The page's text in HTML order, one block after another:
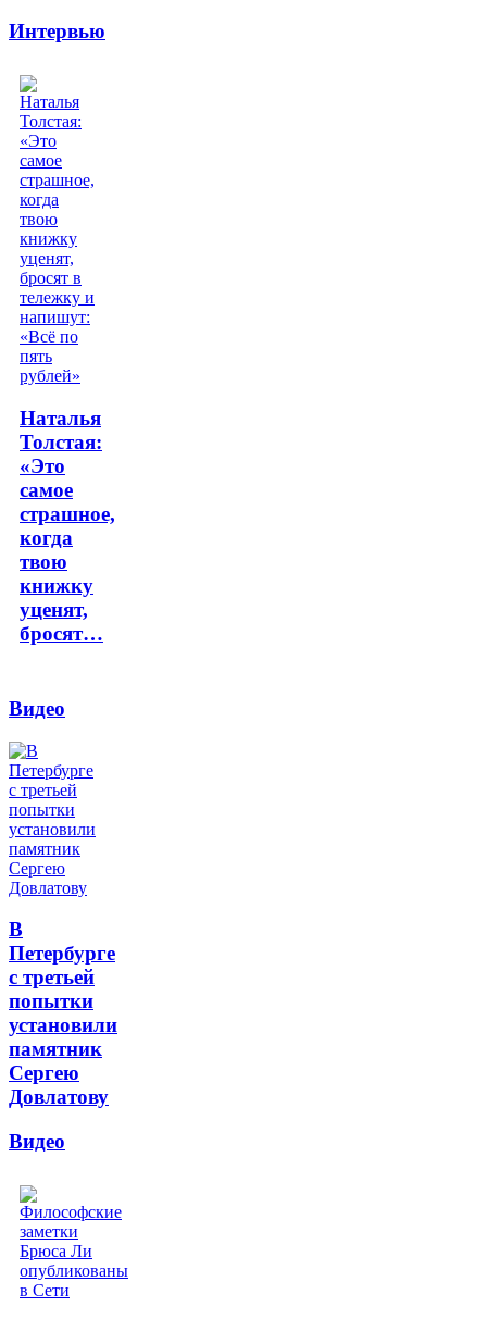
Интервью
Наталья
Толстая:
«Это
самое
страшное,
когда
твою
книжку
уценят,
бросят…
Видео
В
Петербурге
с третьей
попытки
установили
памятник
Сергею
Довлатову
Видео